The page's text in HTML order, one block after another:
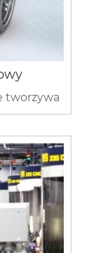
tworzywa